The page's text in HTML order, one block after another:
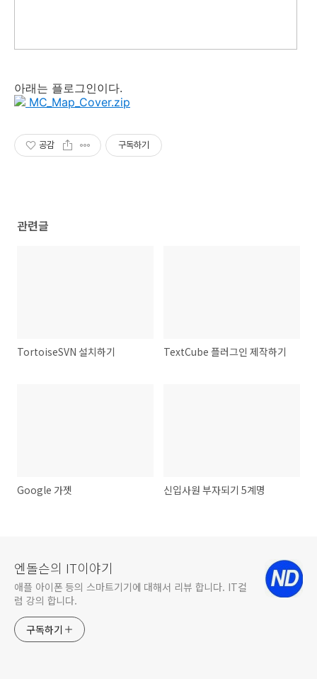
아래는 플로그인이다.
MC_Map_Cover.zip
공감 구독하기
관련글
TortoiseSVN 설치하기 TextCube 플러그인 제작하기
Google 가젯 신입사원 부자되기 5계명
엔돌슨의 IT이야기
애플 아이폰 등의 스마트기기에 대해서 리뷰 합니다. IT컬
럼 강의 합니다.
구독하기